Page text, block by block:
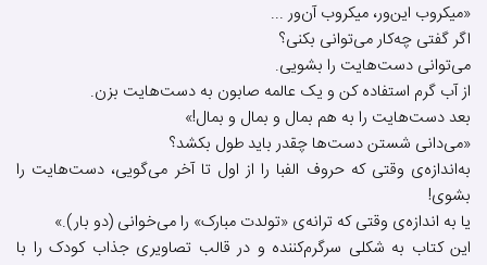
«میکروب این‌ور، میکروب آن‌ور ...
اگر گفتی چه‌کار می‌توانی بکنی؟
می‌توانی دست‌هایت را بشویی.
از آب گرم استفاده کن و یک عالمه صابون به دست‌هایت بزن.
بعد دست‌هایت را به هم بمال و بمال و بمال!»
«می‌دانی شستن دست‌ها چقدر باید طول بکشد؟
به‌اندازه‌ی وقتی که حروف الفبا را از اول تا آخر می‌گویی، دست‌هایت را
بشوی!
یا به اندازه‌ی وقتی که ترانه‌ی «تولدت مبارک» را می‌خوانی (دو بار).»
این کتاب به شکلی سرگرم‌کننده و در قالب تصاویری جذاب کودک را با